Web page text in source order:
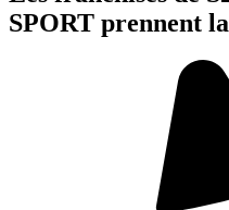
SPORT prennent